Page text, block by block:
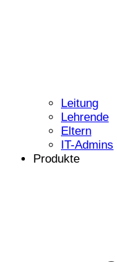
Leitung
Lehrende
Eltern
IT-Admins
Produkte